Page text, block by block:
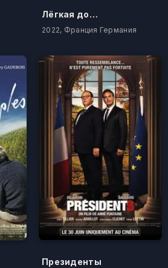
Лёгкая добыча
2022, Франция Германия
Президенты